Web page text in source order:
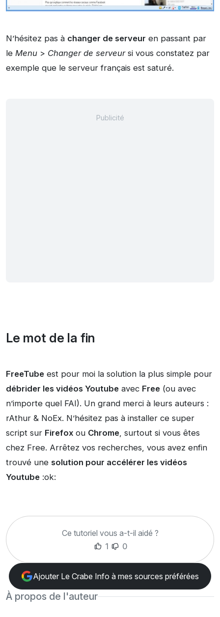
N’hésitez pas à changer de serveur en passant par
le Menu > Changer de serveursi vous constatez par
exemple que le serveur français est saturé.
Le mot de la fin
FreeTube est pour moi la solution la plus simple pour
débrider les vidéos Youtube avec Free (ou avec
n’importe quel FAI). Un grand merci à leurs auteurs :
rAthur & NoEx. N’hésitez pas à installer ce super
script sur Firefox ou Chrome, surtout si vous êtes
chez Free. Arrêtez vos recherches, vous avez enfin
trouvé une solution pour accélérer les vidéos
Youtube :ok:
Ce tutoriel vous a-t-il aidé ?
1
0
Ajouter Le Crabe Info à mes sources préférées
À propos de l'auteur